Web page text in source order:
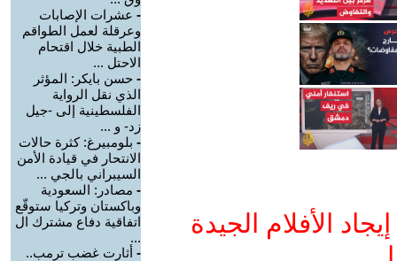
الأفلام الجيدة
- عشرات الإصابات
وعرقلة لعمل الطواقم
الطبية خلال اقتحام
الاحتل ...
- حسن بايكر: المؤثر
الذي نقل الرواية
الفلسطينية إلى -جيل
زد- و ...
- بلومبيرغ: كثرة حالات
الانتحار في قيادة الأمن
السيبراني بالجي ...
- مصادر: السعودية
وباكستان وتركيا ستوقّع
اتفاقية دفاع مشترك ال
...
- أثارت غضب ترمب..